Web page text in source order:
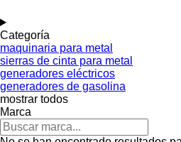
Categoría
maquinaria para metal
sierras de cinta para metal
generadores eléctricos
generadores de gasolina
mostrar todos
Marca